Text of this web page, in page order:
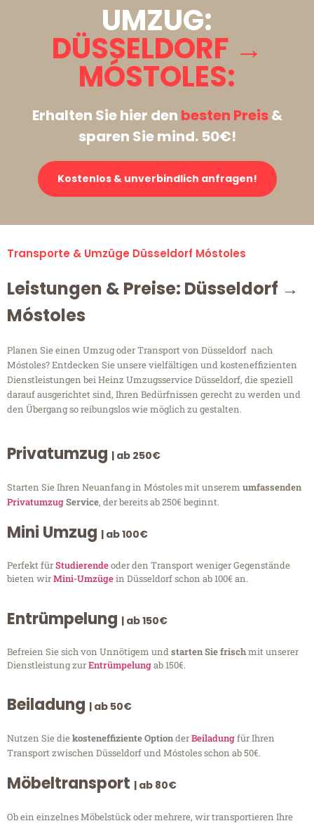
UMZUG:
DÜSSELDORF →
MÓSTOLES:
Erhalten Sie hier den besten Preis&
sparen Sie mind. 50€!
Kostenlos & unverbindlich anfragen!
Transporte & Umzüge Düsseldorf Móstoles
Leistungen & Preise: Düsseldorf →
Móstoles
Planen Sie einen Umzug oder Transport von Düsseldorf nach
Móstoles? Entdecken Sie unsere vielfältigen und kosteneffizienten
Dienstleistungen bei Heinz Umzugsservice Düsseldorf, die speziell
darauf ausgerichtet sind, Ihren Bedürfnissen gerecht zu werden und
den Übergang so reibungslos wie möglich zu gestalten.
Privatumzug | ab 250€
Starten Sie Ihren Neuanfang in Móstoles mit unserem umfassenden
PrivatumzugService, der bereits ab 250€ beginnt.
Mini Umzug | ab 100€
Perfekt fürStudierendeoder den Transport weniger Gegenstände
bieten wirMini-Umzügein Düsseldorf schon ab 100€ an.
Entrümpelung | ab 150€
Befreien Sie sich von Unnötigem undstarten Sie frischmit unserer
Dienstleistung zurEntrümpelungab 150€.
Beiladung | ab 50€
Nutzen Sie diekosteneffiziente OptionderBeiladungfür Ihren
Transport zwischen Düsseldorf und Móstoles schon ab 50€.
Möbeltransport | ab 80€
Ob ein einzelnes Möbelstück oder mehrere, wir transportieren Ihre